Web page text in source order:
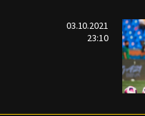
03.10.2021
23:10